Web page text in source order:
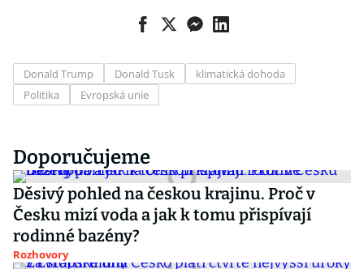
Donald Trump Donald Tusk
klimatická dohoda
Politika
Evropská unie
Doporučujeme
Děsivý pohled na českou krajinu. Proč v
Česku mizí voda a jak k tomu přispívají
rodinné bazény?
Rozhovory